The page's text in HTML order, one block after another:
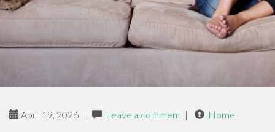
April 19, 2026 | Leave a comment | Home